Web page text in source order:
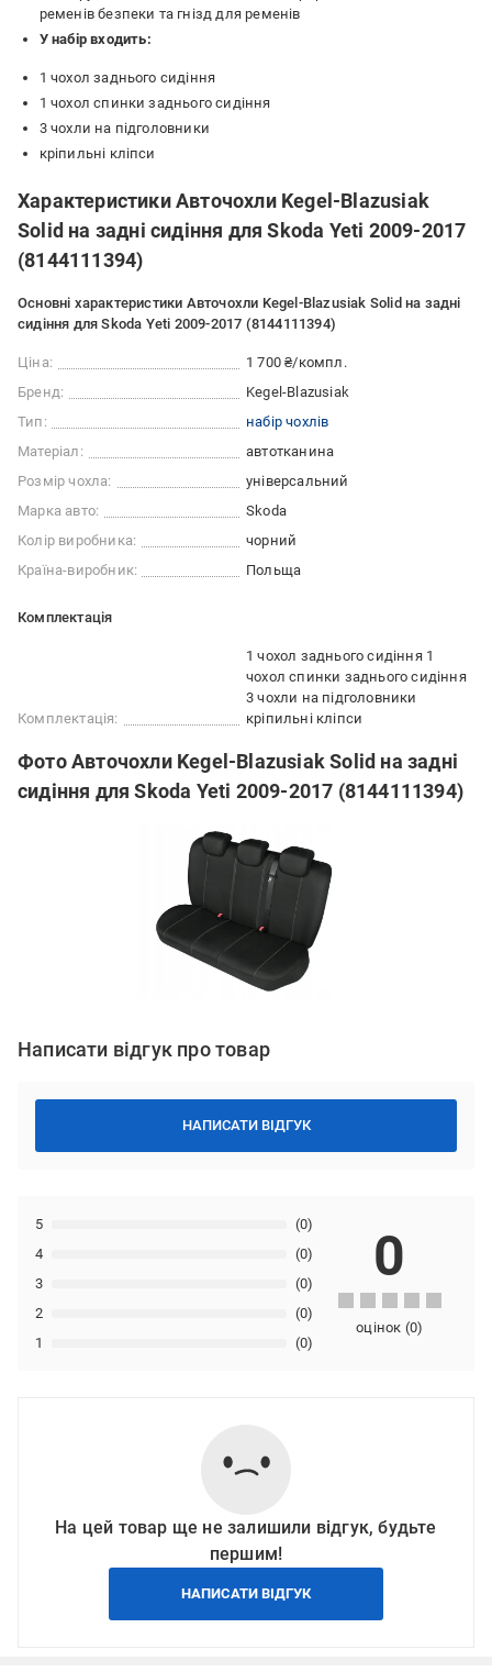
ременів безпеки та гнізд для ременів
У набір входить:
1 чохол заднього сидіння
1 чохол спинки заднього сидіння
3 чохли на підголовники
кріпильні кліпси
Характеристики Авточохли Kegel-Blazusiak
Solid на задні сидіння для Skoda Yeti 2009-2017
(8144111394)
Основні характеристики Авточохли Kegel-Blazusiak Solid на задні
сидіння для Skoda Yeti 2009-2017 (8144111394)
Ціна:
1 700 ₴/компл.
Бренд:
Kegel-Blazusiak
Тип:
набір чохлів
Матеріал:
автотканина
Розмір чохла:
універсальний
Марка авто:
Skoda
Колір виробника:
чорний
Країна-виробник:
Польща
Комплектація
Комплектація:
1 чохол заднього сидіння 1
чохол спинки заднього сидіння
3 чохли на підголовники
кріпильні кліпси
Фото Авточохли Kegel-Blazusiak Solid на задні
сидіння для Skoda Yeti 2009-2017 (8144111394)
Написати відгук про товар
НАПИСАТИ ВІДГУК
1 (0)
2 (0)
3 (0)
4 (0)
5 (0)
0
оцінок (0)
На цей товар ще не залишили відгук, будьте
першим!
НАПИСАТИ ВІДГУК